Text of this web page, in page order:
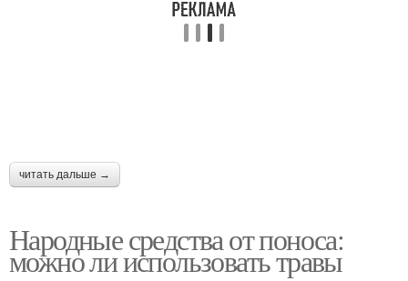
читать дальше →
Народные средства от поноса:
можно ли использовать травы